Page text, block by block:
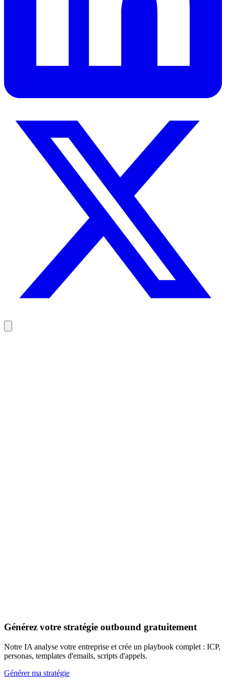
Découvrir les 20+ signaux
Générez votre stratégie outbound gratuitement
Notre IA analyse votre entreprise et crée un playbook complet : ICP,
personas, templates d'emails, scripts d'appels.
Générer ma stratégie